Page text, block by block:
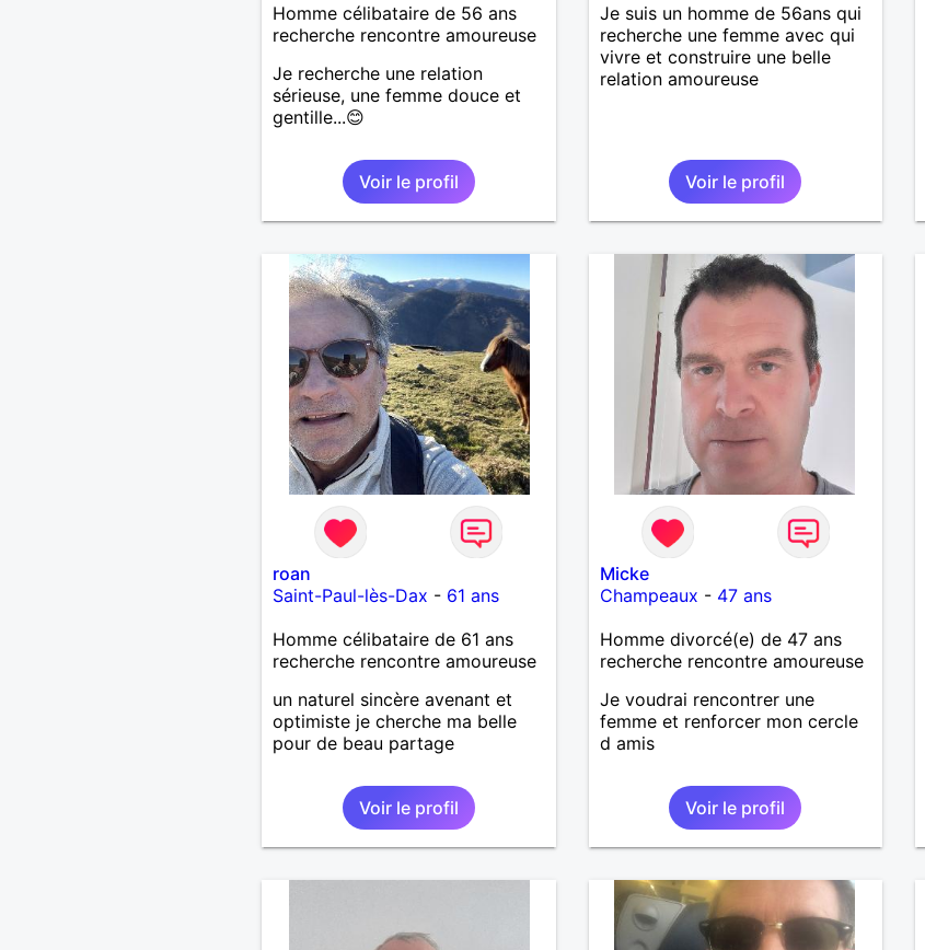
Homme célibataire de 56 ans
recherche rencontre amoureuse
Je recherche une relation
sérieuse, une femme douce et
gentille...😊
Voir le profil
Je suis un homme de 56ans qui
recherche une femme avec qui
vivre et construire une belle
relation amoureuse
Voir le profil
roan
Saint-Paul-lès-Dax - 61 ans
Homme célibataire de 61 ans
recherche rencontre amoureuse
un naturel sincère avenant et
optimiste je cherche ma belle
pour de beau partage
Voir le profil
Micke
Champeaux - 47 ans
Homme divorcé(e) de 47 ans
recherche rencontre amoureuse
Je voudrai rencontrer une
femme et renforcer mon cercle
d amis
Voir le profil